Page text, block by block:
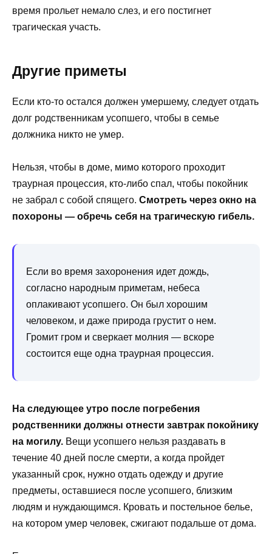
время прольет немало слез, и его постигнет
трагическая участь.
Другие приметы
Если кто-то остался должен умершему, следует отдать
долг родственникам усопшего, чтобы в семье
должника никто не умер.
Нельзя, чтобы в доме, мимо которого проходит
траурная процессия, кто-либо спал, чтобы покойник
не забрал с собой спящего. Смотреть через окно на
похороны — обречь себя на трагическую гибель.
Если во время захоронения идет дождь,
согласно народным приметам, небеса
оплакивают усопшего. Он был хорошим
человеком, и даже природа грустит о нем.
Громит гром и сверкает молния — вскоре
состоится еще одна траурная процессия.
На следующее утро после погребения
родственники должны отнести завтрак покойнику
на могилу. Вещи усопшего нельзя раздавать в
течение 40 дней после смерти, а когда пройдет
указанный срок, нужно отдать одежду и другие
предметы, оставшиеся после усопшего, близким
людям и нуждающимся. Кровать и постельное белье,
на котором умер человек, сжигают подальше от дома.